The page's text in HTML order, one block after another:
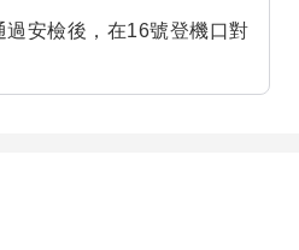
過安檢後，在16號登機口對